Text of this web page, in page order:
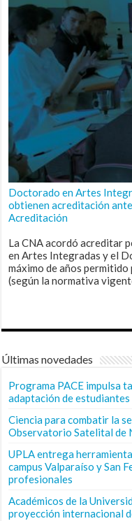
Doctorado en Artes
obtienen acreditación
Acreditación
La CNA acordó acreditar
en Artes Integradas y el
máximo de años
(según la normativa
Últimas novedades
Programa PACE impulsa
adaptación de
Ciencia para combatir la
Observatorio Satelital de
UPLA entrega
campus Valparaíso y San
profesionales
Académicos de la
proyección internacional